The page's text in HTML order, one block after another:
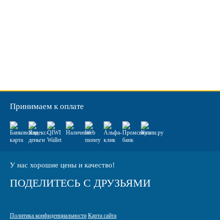
Принимаем к оплате
У нас хорошие цены и качество!
ПОДЕЛИТЕСЬ С ДРУЗЬЯМИ
Политика конфиденциальности Карта сайта